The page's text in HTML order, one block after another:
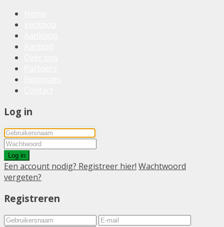
Log in
Log in
Een account nodig? Registreer hier! Wachtwoord
vergeten?
Registreren